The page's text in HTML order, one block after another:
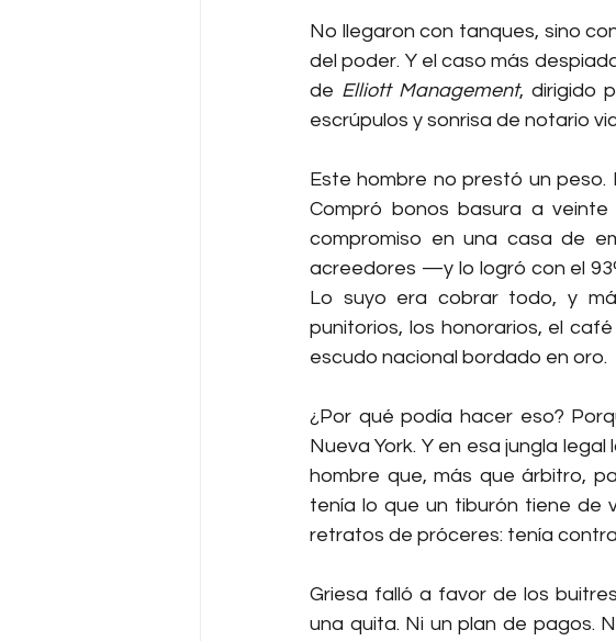
No llegaron con tanques, sino
del poder. Y el caso más
de Elliott Management, dirigido
escrúpulos y sonrisa de notario
Este hombre no prestó un
Compró bonos basura a
compromiso en una casa de
acreedores —y lo logró con el
Lo suyo era cobrar todo, y
punitorios, los honorarios, el
escudo nacional bordado en oro.
¿Por qué podía hacer eso?
Nueva York. Y en esa jungla
hombre que, más que árbitro,
tenía lo que un tiburón tiene de
retratos de próceres: tenía
Griesa falló a favor de los
una quita. Ni un plan de pagos.